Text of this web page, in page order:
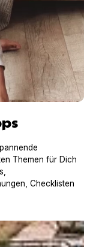
Themen für Dich
Checklisten